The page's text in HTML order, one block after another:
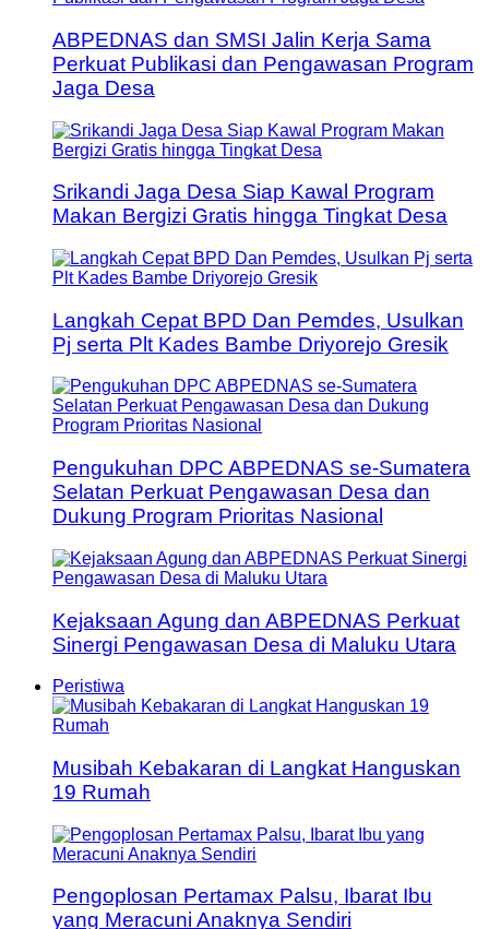
ABPEDNAS dan SMSI Jalin Kerja Sama
Perkuat Publikasi dan Pengawasan Program
Jaga Desa
Srikandi Jaga Desa Siap Kawal Program
Makan Bergizi Gratis hingga Tingkat Desa
Langkah Cepat BPD Dan Pemdes, Usulkan
Pj serta Plt Kades Bambe Driyorejo Gresik
Pengukuhan DPC ABPEDNAS se-Sumatera
Selatan Perkuat Pengawasan Desa dan
Dukung Program Prioritas Nasional
Kejaksaan Agung dan ABPEDNAS Perkuat
Sinergi Pengawasan Desa di Maluku Utara
Peristiwa
Musibah Kebakaran di Langkat Hanguskan
19 Rumah
Pengoplosan Pertamax Palsu, Ibarat Ibu
yang Meracuni Anaknya Sendiri